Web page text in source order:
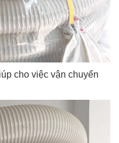
cho việc vận chuyển